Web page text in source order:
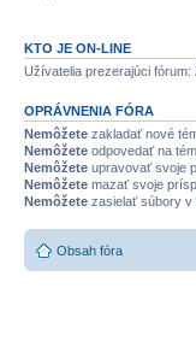
KTO JE ON-LINE
Užívatelia prezerajúci
OPRÁVNENIA FÓRA
Nemôžete zakladať nové
Nemôžete odpovedať na
Nemôžete upravovať svoje
Nemôžete mazať svoje
Nemôžete zasielať súbory v
Obsah fóra